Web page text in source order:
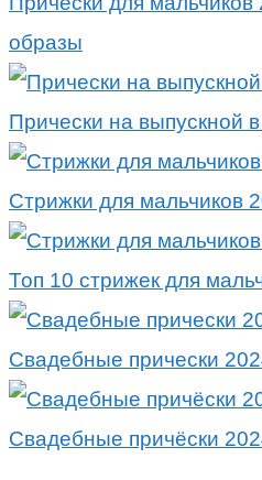
образы
Прически на выпускной
Стрижки для мальчиков
Топ 10 стрижек для
Свадебные прически
Свадебные причёски